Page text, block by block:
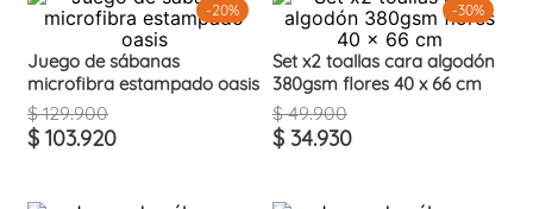
-20%
Juego de sábanas
microfibra estampado oasis
$ 129.900
$ 103.920
-30%
Set x2 toallas cara algodón
380gsm flores 40 x 66 cm
$ 49.900
$ 34.930